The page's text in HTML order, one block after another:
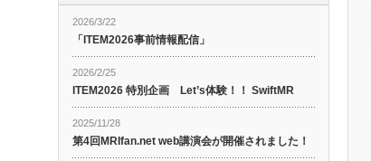
2026/3/22
「ITEM2026事前情報配信」
2026/2/25
ITEM2026 特別企画 Let’s体験！！ SwiftMR
2025/11/28
第4回MRIfan.net web講演会が開催されました！